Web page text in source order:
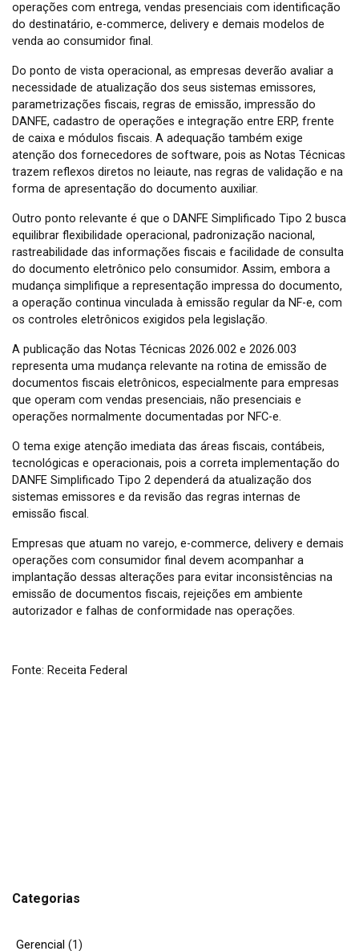
operações com entrega, vendas presenciais com identificação
do destinatário, e-commerce, delivery e demais modelos de
venda ao consumidor final.
Do ponto de vista operacional, as empresas deverão avaliar a
necessidade de atualização dos seus sistemas emissores,
parametrizações fiscais, regras de emissão, impressão do
DANFE, cadastro de operações e integração entre ERP, frente
de caixa e módulos fiscais. A adequação também exige
atenção dos fornecedores de software, pois as Notas Técnicas
trazem reflexos diretos no leiaute, nas regras de validação e na
forma de apresentação do documento auxiliar.
Outro ponto relevante é que o DANFE Simplificado Tipo 2 busca
equilibrar flexibilidade operacional, padronização nacional,
rastreabilidade das informações fiscais e facilidade de consulta
do documento eletrônico pelo consumidor. Assim, embora a
mudança simplifique a representação impressa do documento,
a operação continua vinculada à emissão regular da NF-e, com
os controles eletrônicos exigidos pela legislação.
A publicação das Notas Técnicas 2026.002 e 2026.003
representa uma mudança relevante na rotina de emissão de
documentos fiscais eletrônicos, especialmente para empresas
que operam com vendas presenciais, não presenciais e
operações normalmente documentadas por NFC-e.
O tema exige atenção imediata das áreas fiscais, contábeis,
tecnológicas e operacionais, pois a correta implementação do
DANFE Simplificado Tipo 2 dependerá da atualização dos
sistemas emissores e da revisão das regras internas de
emissão fiscal.
Empresas que atuam no varejo, e-commerce, delivery e demais
operações com consumidor final devem acompanhar a
implantação dessas alterações para evitar inconsistências na
emissão de documentos fiscais, rejeições em ambiente
autorizador e falhas de conformidade nas operações.
Fonte: Receita Federal
Categorias
Gerencial (1)